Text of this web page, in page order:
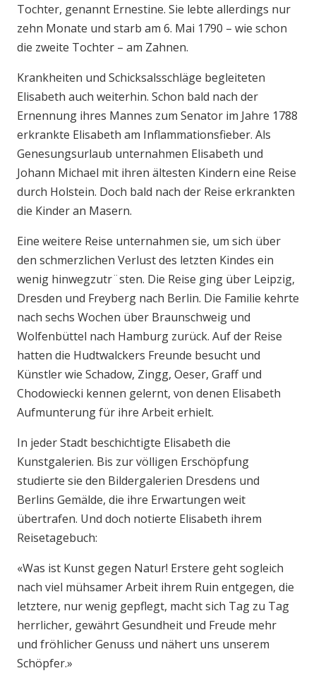
Tochter, genannt Ernestine. Sie lebte allerdings nur
zehn Monate und starb am 6. Mai 1790 – wie schon
die zweite Tochter – am Zahnen.
Krankheiten und Schicksalsschläge begleiteten
Elisabeth auch weiterhin. Schon bald nach der
Ernennung ihres Mannes zum Senator im Jahre 1788
erkrankte Elisabeth am Inflammationsfieber. Als
Genesungsurlaub unternahmen Elisabeth und
Johann Michael mit ihren ältesten Kindern eine Reise
durch Holstein. Doch bald nach der Reise erkrankten
die Kinder an Masern.
Eine weitere Reise unternahmen sie, um sich über
den schmerzlichen Verlust des letzten Kindes ein
wenig hinwegzutr¨sten. Die Reise ging über Leipzig,
Dresden und Freyberg nach Berlin. Die Familie kehrte
nach sechs Wochen über Braunschweig und
Wolfenbüttel nach Hamburg zurück. Auf der Reise
hatten die Hudtwalckers Freunde besucht und
Künstler wie Schadow, Zingg, Oeser, Graff und
Chodowiecki kennen gelernt, von denen Elisabeth
Aufmunterung für ihre Arbeit erhielt.
In jeder Stadt beschichtigte Elisabeth die
Kunstgalerien. Bis zur völligen Erschöpfung
studierte sie den Bildergalerien Dresdens und
Berlins Gemälde, die ihre Erwartungen weit
übertrafen. Und doch notierte Elisabeth ihrem
Reisetagebuch:
«Was ist Kunst gegen Natur! Erstere geht sogleich
nach viel mühsamer Arbeit ihrem Ruin entgegen, die
letztere, nur wenig gepflegt, macht sich Tag zu Tag
herrlicher, gewährt Gesundheit und Freude mehr
und fröhlicher Genuss und nähert uns unserem
Schöpfer.»